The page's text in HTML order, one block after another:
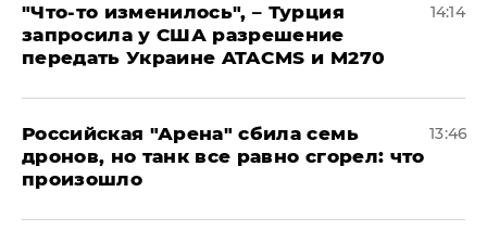
​"Что-то изменилось", – Турция
запросила у США разрешение
передать Украине ATACMS и M270
14:14
​Российская "Арена" сбила семь
дронов, но танк все равно сгорел: что
произошло
13:46